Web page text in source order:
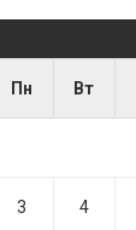
Пн Вт
3 4